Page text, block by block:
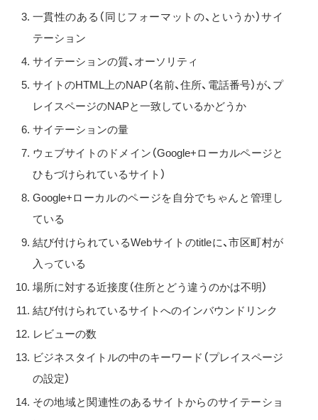
一貫性のある（同じフォーマットの、というか）サイ
テーション
サイテーションの質、オーソリティ
サイトのHTML上のNAP（名前、住所、電話番号）が、プ
レイスページのNAPと一致しているかどうか
サイテーションの量
ウェブサイトのドメイン（Google+ローカルページと
ひもづけられているサイト）
Google+ローカルのページを自分でちゃんと管理し
ている
結び付けられているWebサイトのtitleに、市区町村が
入っている
場所に対する近接度（住所とどう違うのかは不明）
結び付けられているサイトへのインバウンドリンク
レビューの数
ビジネスタイトルの中のキーワード（プレイスページ
の設定）
その地域と関連性のあるサイトからのサイテーショ